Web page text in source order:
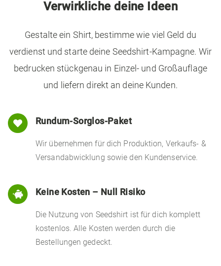
Verwirkliche deine Ideen
Gestalte ein Shirt, bestimme wie viel Geld du
verdienst und starte deine Seedshirt-Kampagne. Wir
bedrucken stückgenau in Einzel- und Großauflage
und liefern direkt an deine Kunden.
 Rundum-Sorglos-Paket
Wir übernehmen für dich Produktion, Verkaufs- &
Versandabwicklung sowie den Kundenservice.
 Keine Kosten – Null Risiko
Die Nutzung von Seedshirt ist für dich komplett
kostenlos. Alle Kosten werden durch die
Bestellungen gedeckt.